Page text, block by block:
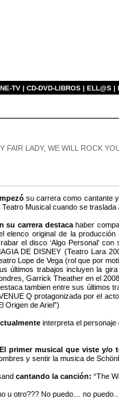
TV | CD-DVD-LIBROS | ELL@S |
LADY, WE WILL ROCK
su carrera como cantante
Teatro Musical cuando se traslada
su carrera destacahaber
elenco original de la
el disco ‘Algo Personal’
DE DISNEY (Teatro Lara
Lope de Vega (rol que por
últimos trabajos incluyen la
Garrick Theather en el
tambien entre sus últimos
Q protagonizada por el
Origen de Ariel”)
interpreta el personaje
primer musical que viste y/o
y sentir la musica de
cantando la canción: “The
u otro??? No puedo… no